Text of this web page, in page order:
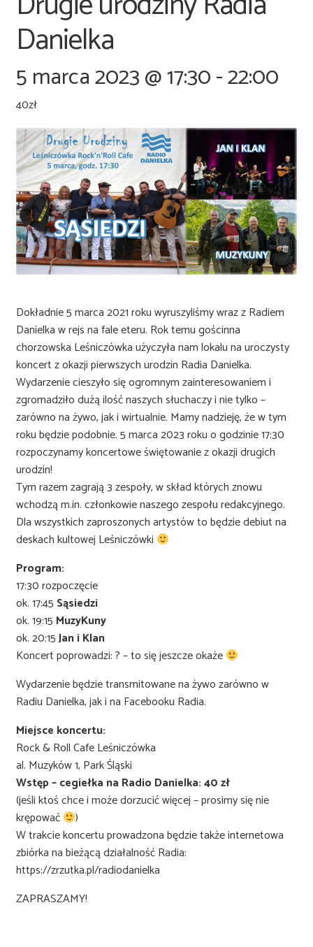
Danielka
5 marca 2023 @ 17:30-22:00
40zł
Dokładnie 5 marca 2021 roku wyruszyliśmy wraz z Radiem
Danielka w rejs na fale eteru. Rok temu gościnna
chorzowska Leśniczówka użyczyła nam lokalu na uroczysty
koncert z okazji pierwszych urodzin Radia Danielka.
Wydarzenie cieszyło się ogromnym zainteresowaniem i
zgromadziło dużą ilość naszych słuchaczy i nie tylko –
zarówno na żywo, jak i wirtualnie. Mamy nadzieję, że w tym
roku będzie podobnie. 5 marca 2023 roku o godzinie 17:30
rozpoczynamy koncertowe świętowanie z okazji drugich
urodzin!
Tym razem zagrają 3 zespoły, w skład których znowu
wchodzą m.in. członkowie naszego zespołu redakcyjnego.
Dla wszystkich zaproszonych artystów to będzie debiut na
deskach kultowej Leśniczówki
Program:
17:30 rozpoczęcie
ok. 17:45 Sąsiedzi
ok. 19:15 MuzyKuny
ok. 20:15Jan i Klan
Koncert poprowadzi: ? – to się jeszcze okaże
Wydarzenie będzie transmitowane na żywo zarówno w
Radiu Danielka, jak i na Facebooku Radia.
Miejsce koncertu:
Rock & Roll Cafe Leśniczówka
al. Muzyków 1, Park Śląski
Wstęp – cegiełka na Radio Danielka: 40 zł
(jeśli ktoś chce i może dorzucić więcej – prosimy się nie
krępować
)
W trakcie koncertu prowadzona będzie także internetowa
zbiórka na bieżącą działalność Radia:
https://zrzutka.pl/radiodanielka
ZAPRASZAMY!